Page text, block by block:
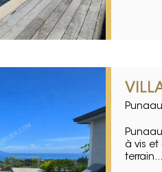
à vis
terrain...